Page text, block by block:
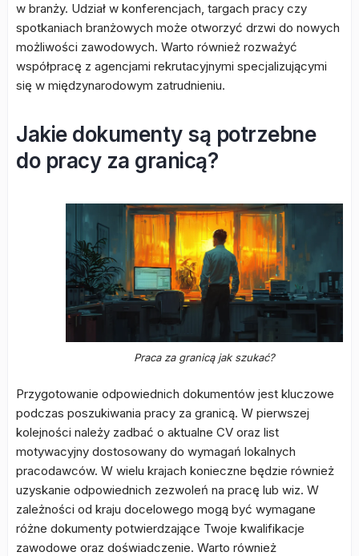
w branży. Udział w konferencjach, targach pracy czy
spotkaniach branżowych może otworzyć drzwi do nowych
możliwości zawodowych. Warto również rozważyć
współpracę z agencjami rekrutacyjnymi specjalizującymi
się w międzynarodowym zatrudnieniu.
Jakie dokumenty są potrzebne
do pracy za granicą?
Praca za granicą jak szukać?
Przygotowanie odpowiednich dokumentów jest kluczowe
podczas poszukiwania pracy za granicą. W pierwszej
kolejności należy zadbać o aktualne CV oraz list
motywacyjny dostosowany do wymagań lokalnych
pracodawców. W wielu krajach konieczne będzie również
uzyskanie odpowiednich zezwoleń na pracę lub wiz. W
zależności od kraju docelowego mogą być wymagane
różne dokumenty potwierdzające Twoje kwalifikacje
zawodowe oraz doświadczenie. Warto również